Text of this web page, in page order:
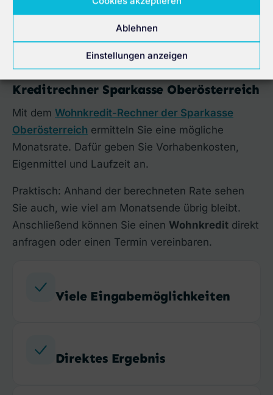
Ablehnen
Einstellungen anzeigen
Kreditrechner Sparkasse Oberösterreich
Mit dem Wohnkredit-Rechner der Sparkasse
Oberösterreich ermitteln Sie eine mögliche
Monatsrate. Dafür geben Sie Vorhabenkosten,
Eigenmittel und Laufzeit an.
Praktisch: Anhand der berechneten Rate sehen
Sie auch, wie viel am Monatsende übrig bleibt.
Anschließend können Sie einen Wohnkredit direkt
anfragen oder einen Termin vereinbaren.
Viele Eingabemöglichkeiten
Direktes Ergebnis